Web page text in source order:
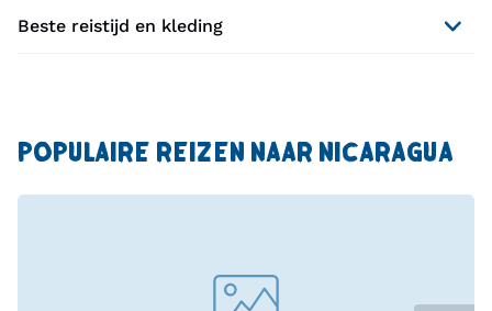
Beste reistijd en kleding
POPULAIRE REIZEN NAAR NICARAGUA